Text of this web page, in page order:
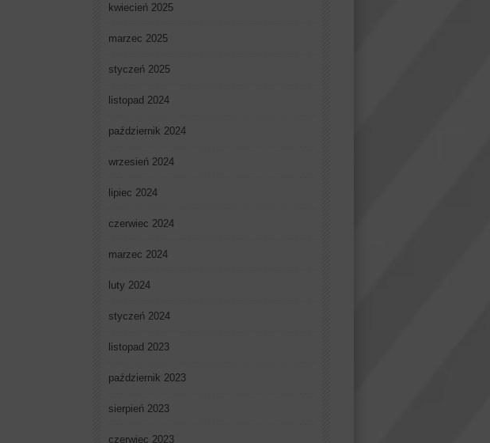
kwiecień 2025
marzec 2025
styczeń 2025
listopad 2024
październik 2024
wrzesień 2024
lipiec 2024
czerwiec 2024
marzec 2024
luty 2024
styczeń 2024
listopad 2023
październik 2023
sierpień 2023
czerwiec 2023